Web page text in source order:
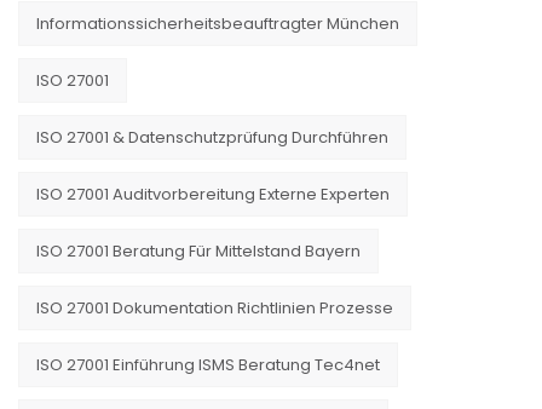
Informationssicherheitsbeauftragter München
ISO 27001
ISO 27001 & Datenschutzprüfung Durchführen
ISO 27001 Auditvorbereitung Externe Experten
ISO 27001 Beratung Für Mittelstand Bayern
ISO 27001 Dokumentation Richtlinien Prozesse
ISO 27001 Einführung ISMS Beratung Tec4net